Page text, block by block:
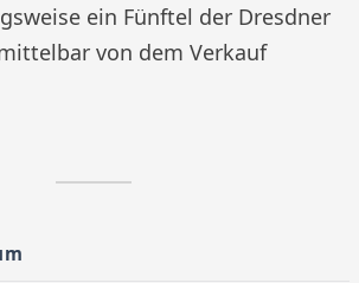
ein Fünftel der Dresdner
von dem Verkauf